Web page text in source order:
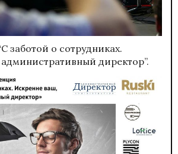
заботой о сотрудниках.
директор”.